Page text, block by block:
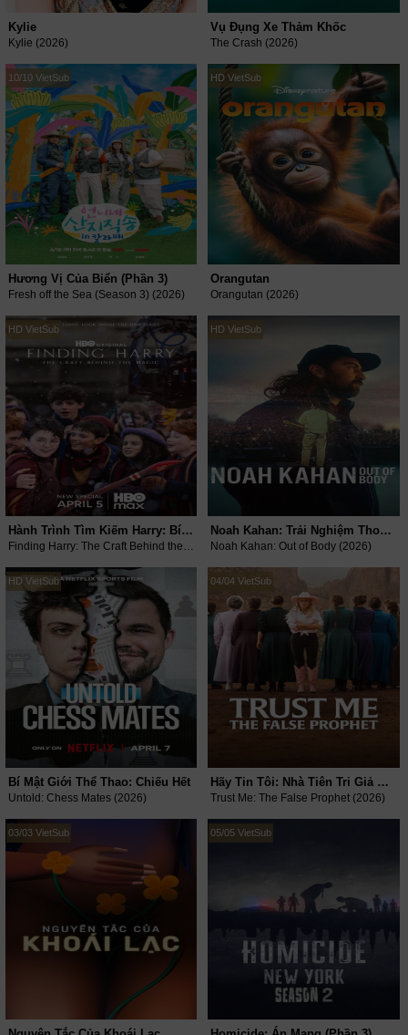
Kylie
Kylie (2026)
Vụ Đụng Xe Thảm Khốc
The Crash (2026)
10/10 VietSub
Hương Vị Của Biển (Phần 3)
Fresh off the Sea (Season 3) (2026)
HD VietSub
Orangutan
Orangutan (2026)
HD VietSub
Hành Trình Tìm Kiếm Harry: Bí Quyết Đằng Sau Phép Thuật
Finding Harry: The Craft Behind the Magic (2026)
HD VietSub
Noah Kahan: Trải Nghiệm Thoát Xác
Noah Kahan: Out of Body (2026)
HD VietSub
Bí Mật Giới Thể Thao: Chiếu Hết
Untold: Chess Mates (2026)
04/04 VietSub
Hãy Tin Tôi: Nhà Tiên Tri Giả Mạo
Trust Me: The False Prophet (2026)
03/03 VietSub 05/05 VietSub